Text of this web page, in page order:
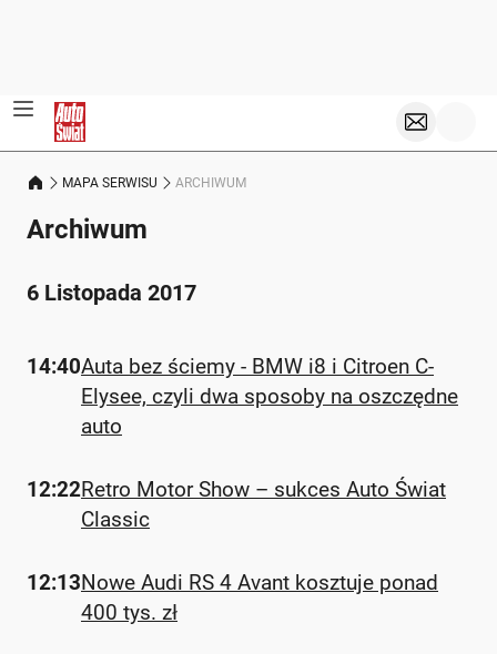
MAPA SERWISU ARCHIWUM
Archiwum
6 Listopada 2017
14:40Auta bez ściemy - BMW i8 i Citroen C-
Elysee, czyli dwa sposoby na oszczędne
auto
12:22Retro Motor Show – sukces Auto Świat
Classic
12:13Nowe Audi RS 4 Avant kosztuje ponad
400 tys. zł